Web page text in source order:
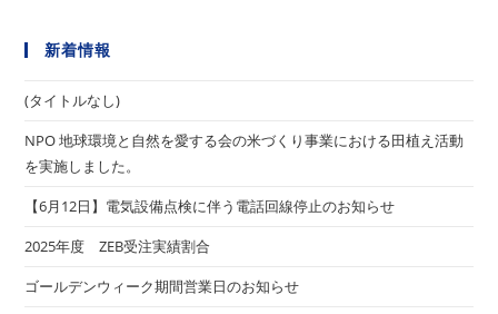
新着情報
(タイトルなし)
NPO 地球環境と自然を愛する会の米づくり事業における田植え活動
を実施しました。
【6月12日】電気設備点検に伴う電話回線停止のお知らせ
2025年度 ZEB受注実績割合
ゴールデンウィーク期間営業日のお知らせ